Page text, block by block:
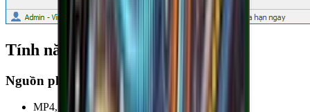
Tính năng nổi bật
Nguồn phát đa dạng
MP4, MOV, MKV từ file / folder